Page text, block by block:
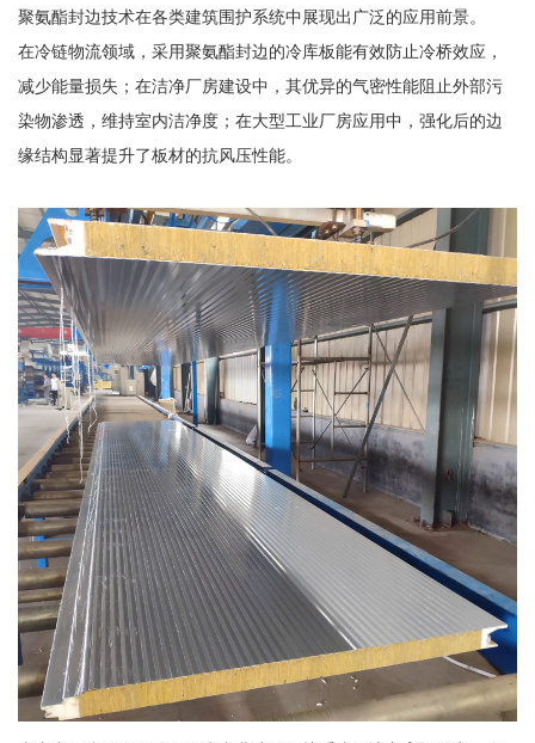
聚氨酯封边技术在各类建筑围护系统中展现出广泛的应用前景。
在冷链物流领域，采用聚氨酯封边的冷库板能有效防止冷桥效应，
减少能量损失；在洁净厂房建设中，其优异的气密性能阻止外部污
染物渗透，维持室内洁净度；在大型工业厂房应用中，强化后的边
缘结构显著提升了板材的抗风压性能。